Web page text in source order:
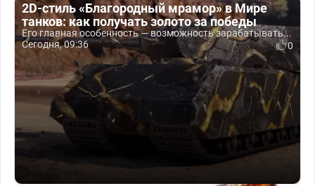
2D-стиль «Благородный мрамор» в Мире
танков: как получать золото за победы
Его главная особенность — возможность зарабатывать...
Сегодня, 09:36
0